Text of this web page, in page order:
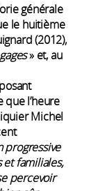
générale
le huitième
(2012),
» et, au
l’heure
Michel
progressive
et familiales,
percevoir